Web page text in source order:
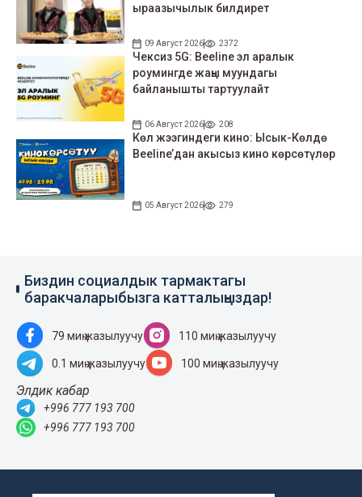
ыраазычылык билдирет
09 Август 2026 2372
Чексиз 5G: Beeline эл аралык
роумингде жаңы муундагы
байланышты тартуулайт
06 Август 2026 208
Көл жээгиндеги кино: Ысык-Көлдө
Beeline’дан акысыз кино көрсөтүлөр
05 Август 2026 279
Биздин социалдык тармактагы
баракчаларыбызга катталыңыздар!
79 миң жазылуучу 110 миң жазылуучу
0.1 миң жазылуучу 100 миң жазылуучу
Элдик кабар
+996 777 193 700
+996 777 193 700